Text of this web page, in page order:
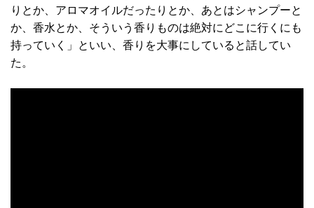
りとか、アロマオイルだったりとか、あとはシャンプーと
か、香水とか、そういう香りものは絶対にどこに行くにも
持っていく」といい、香りを大事にしていると話してい
た。